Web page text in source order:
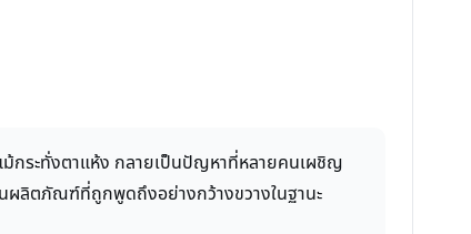
ม้กระทั่งตาแห้ง กลายเป็นปัญหาที่หลายคนเผชิญ
ผลิตภัณฑ์ที่ถูกพูดถึงอย่างกว้างขวางในฐานะ